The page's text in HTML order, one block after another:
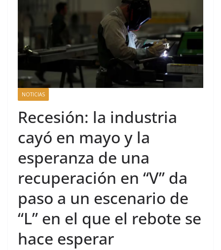
NOTICIAS
Recesión: la industria
cayó en mayo y la
esperanza de una
recuperación en “V” da
paso a un escenario de
“L” en el que el rebote se
hace esperar